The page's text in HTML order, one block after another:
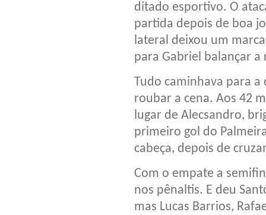
ditado esportivo. O
partida depois de boa
lateral deixou um
para Gabriel balançar
Tudo caminhava para a
roubar a cena. Aos 42
lugar de Alecsandro,
primeiro gol do
cabeça, depois de
Com o empate a
nos pênaltis. E deu
mas Lucas Barrios,